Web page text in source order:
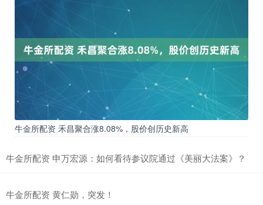
牛金所配资 禾昌聚合涨8.08%，股价创历史新高
牛金所配资 申万宏源：如何看待参议院通过《美丽大法案》？
牛金所配资 黄仁勋，突发！